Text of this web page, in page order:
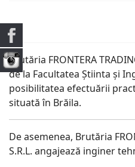
Brutăria FRONTERA
de la Facultatea Știinta și
posibilitatea efectuării
situată în Brăila.
De asemenea, Brutăria
S.R.L. angajează inginer